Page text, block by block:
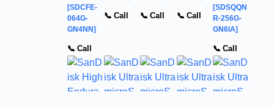
[SDCFE-
064G-
GN4NN]
📞 Call
📞 Call 📞 Call 📞 Call
[SDSQQN
R-256G-
GN6IA]
📞 Call